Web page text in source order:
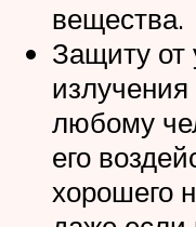
вещества.
Защиту от
излучения
любому
его
хорошего